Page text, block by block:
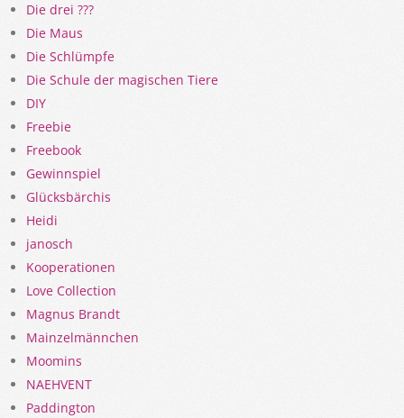
Die drei ???
Die Maus
Die Schlümpfe
Die Schule der magischen Tiere
DIY
Freebie
Freebook
Gewinnspiel
Glücksbärchis
Heidi
janosch
Kooperationen
Love Collection
Magnus Brandt
Mainzelmännchen
Moomins
NAEHVENT
Paddington